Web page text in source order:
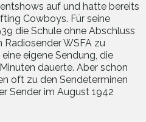
auf und hatte bereits
Cowboys. Für seine
die Schule ohne Abschluss
WSFA zu
eigene Sendung, die
dauerte. Aber schon
oft zu den Sendeterminen
Sender im August 1942